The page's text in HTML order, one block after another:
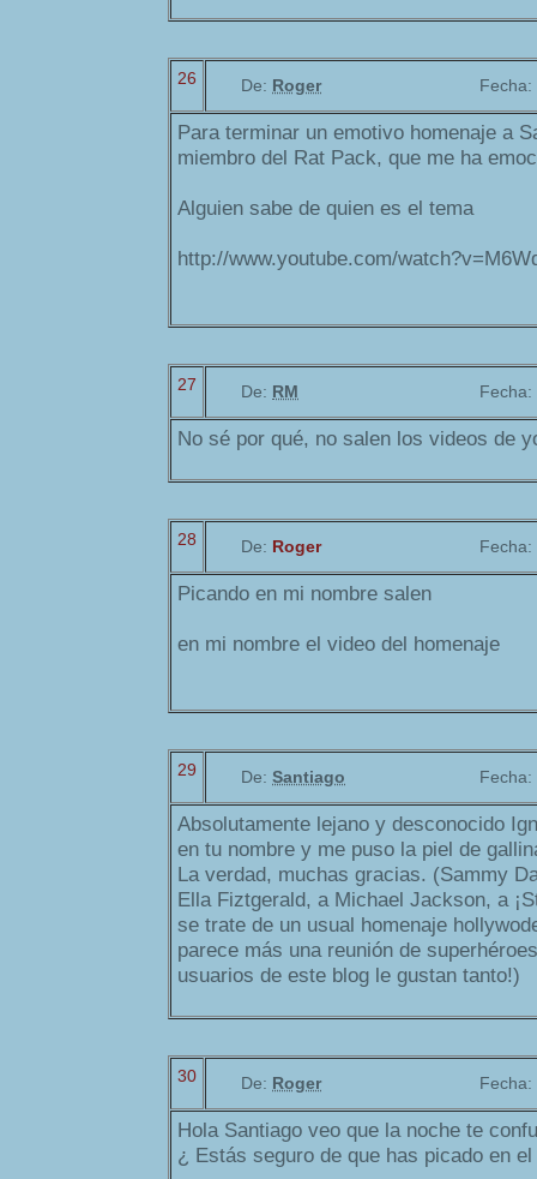
26 De: Roger Fecha:
Para terminar un emotivo homenaje a
miembro del Rat Pack, que me ha
Alguien sabe de quien es el tema
http://www.youtube.com/
27 De: RM Fecha:
No sé por qué, no salen los videos de
28 De: Roger Fecha:
Picando en mi nombre salen
en mi nombre el video del homenaje
29 De: Santiago Fecha:
Absolutamente lejano y desconocido
en tu nombre y me puso la piel de
La verdad, muchas gracias. (Sammy
Ella Fiztgerald, a Michael Jackson, a
se trate de un usual homenaje
parece más una reunión de
usuarios de este blog le gustan tanto!)
30 De: Roger Fecha:
Hola Santiago veo que la noche te
¿ Estás seguro de que has picado en